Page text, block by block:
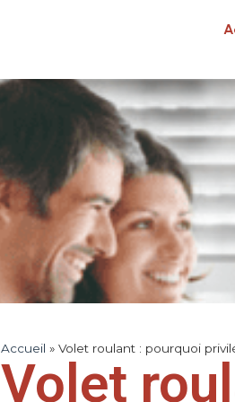
Accueil » Volet roulant : pourquoi
Volet